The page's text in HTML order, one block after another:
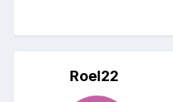
Roel22